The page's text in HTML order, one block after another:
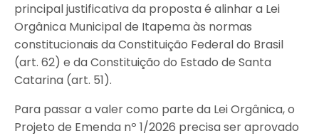
principal justificativa da proposta é alinhar a Lei
Orgânica Municipal de Itapema às normas
constitucionais da Constituição Federal do Brasil
(art. 62) e da Constituição do Estado de Santa
Catarina (art. 51).
Para passar a valer como parte da Lei Orgânica, o
Projeto de Emenda nº 1/2026 precisa ser aprovado